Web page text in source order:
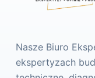
Nasze Biuro
ekspertyzach